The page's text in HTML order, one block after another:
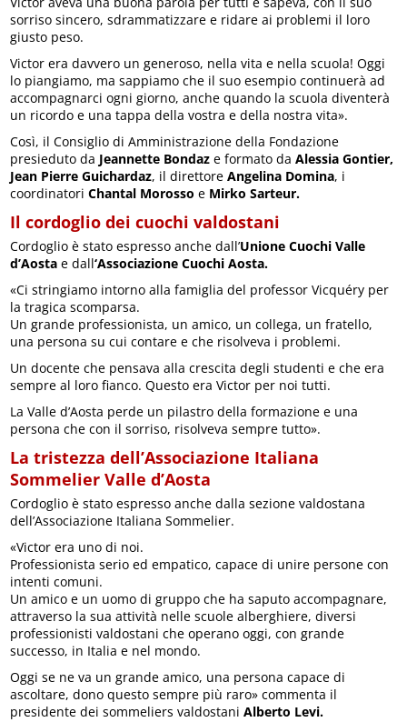
sorriso sincero, sdrammatizzare e ridare ai problemi il loro
giusto peso.
Victor era davvero un generoso, nella vita e nella scuola! Oggi
lo piangiamo, ma sappiamo che il suo esempio continuerà ad
accompagnarci ogni giorno, anche quando la scuola diventerà
un ricordo e una tappa della vostra e della nostra vita».
Così, il Consiglio di Amministrazione della Fondazione
presieduto da Jeannette Bondaz e formato da Alessia Gontier,
Jean Pierre Guichardaz, il direttoreAngelina Domina, i
coordinatori Chantal Morosso e Mirko Sarteur.
Il cordoglio dei cuochi valdostani
Cordoglio è stato espresso anche dall’Unione Cuochi Valle
d’Aosta e dall‘Associazione Cuochi Aosta.
«Ci stringiamo intorno alla famiglia del professor Vicquéry per
la tragica scomparsa.
Un grande professionista, un amico, un collega, un fratello,
una persona su cui contare e che risolveva i problemi.
Un docente che pensava alla crescita degli studenti e che era
sempre al loro fianco. Questo era Victor per noi tutti.
La Valle d’Aosta perde un pilastro della formazione e una
persona che con il sorriso, risolveva sempre tutto».
La tristezza dell’Associazione Italiana
Sommelier Valle d’Aosta
Cordoglio è stato espresso anche dalla sezione valdostana
dell’Associazione Italiana Sommelier.
«Victor era uno di noi.
Professionista serio ed empatico, capace di unire persone con
intenti comuni.
Un amico e un uomo di gruppo che ha saputo accompagnare,
attraverso la sua attività nelle scuole alberghiere, diversi
professionisti valdostani che operano oggi, con grande
successo, in Italia e nel mondo.
Oggi se ne va un grande amico, una persona capace di
ascoltare, dono questo sempre più raro» commenta il
presidente dei sommeliers valdostaniAlberto Levi.